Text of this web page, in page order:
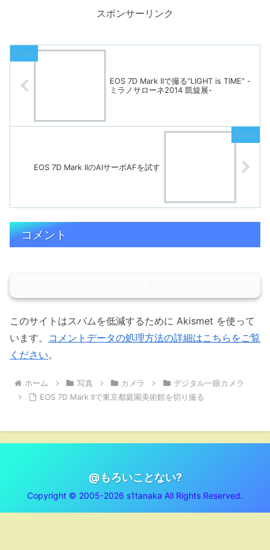
スポンサーリンク
EOS 7D Mark IIで撮る“LIGHT is TIME” -
ミラノサローネ2014 凱旋展-
EOS 7D Mark IIのAIサーボAFを試す
コメント
このサイトはスパムを低減するために Akismet を使って
います。 コメントデータの処理方法の詳細はこちらをご覧
ください。
ホーム 写真 カメラ
デジタル一眼カメラ
EOS 7D Mark IIで東京都庭園美術館を切り撮る
@もろいことない?
Copyright © 2005-2026 s1tanaka All Rights Reserved.